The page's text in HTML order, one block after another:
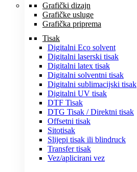
Grafički dizajn
Grafičke usluge
Grafička priprema
Tisak
Digitalni Eco solvent
Digitalni laserski tisak
Digitalni latex tisak
Digitalni solventni tisak
Digitalni sublimacijski tisak
Digitalni UV tisak
DTF Tisak
DTG Tisak / Direktni tisak
Offsetni tisak
Sitotisak
Slijepi tisak ili blindruck
Transfer tisak
Vez/aplicirani vez